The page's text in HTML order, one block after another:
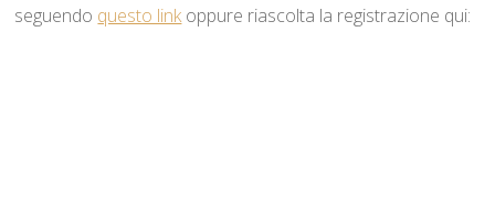
seguendo questo linkoppure riascolta la registrazione qui: